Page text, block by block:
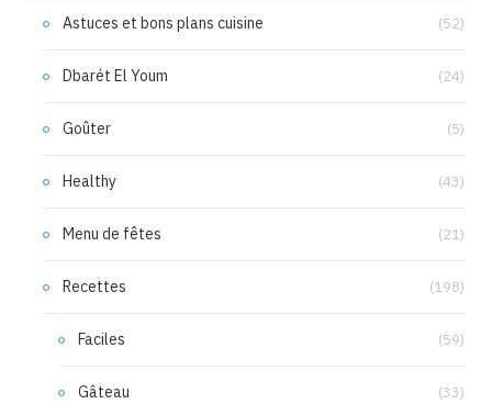
Astuces et bons plans cuisine (52)
Dbarét El Youm (24)
Goûter (5)
Healthy (43)
Menu de fêtes (21)
Recettes (198)
Faciles (59)
Gâteau (33)